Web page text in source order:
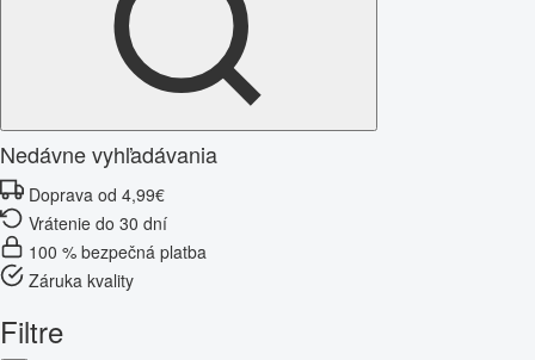
Nedávne vyhľadávania
Doprava od 4,99€
Vrátenie do 30 dní
100 % bezpečná platba
Záruka kvality
Filtre